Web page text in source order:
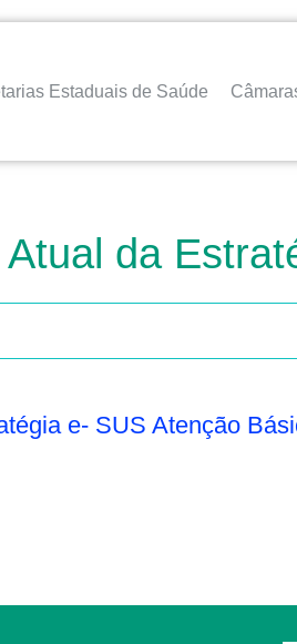
Estaduais de Saúde
da
e- SUS Atenção